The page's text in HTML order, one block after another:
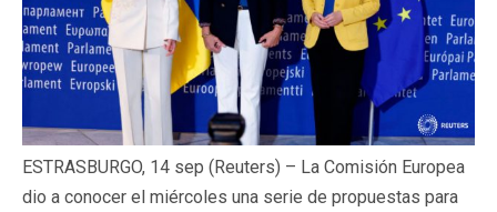
ESTRASBURGO, 14 sep (Reuters) – La Comisión Europea
dio a conocer el miércoles una serie de propuestas para